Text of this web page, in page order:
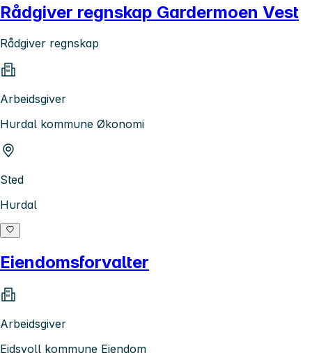
Rådgiver regnskap Gardermoen Vest
Rådgiver regnskap
Arbeidsgiver
Hurdal kommune Økonomi
Sted
Hurdal
Eiendomsforvalter
Arbeidsgiver
Eidsvoll kommune Eiendom